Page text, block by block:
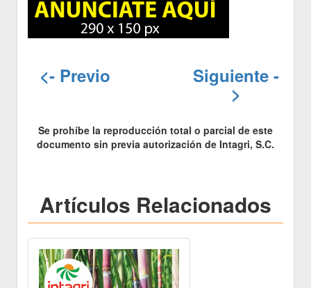
<- Previo Siguiente -
>
Se prohíbe la reproducción total o parcial de este
documento sin previa autorización de Intagri, S.C.
Artículos Relacionados